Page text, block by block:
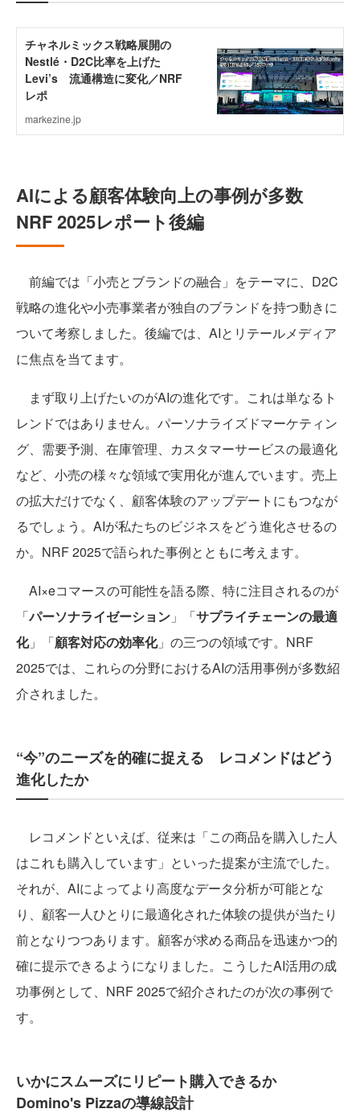
AIによる顧客体験向上の事例が多数
NRF 2025レポート後編
前編では「小売とブランドの融合」をテーマに、D2C
戦略の進化や小売事業者が独自のブランドを持つ動きに
ついて考察しました。後編では、AIとリテールメディア
に焦点を当てます。
まず取り上げたいのがAIの進化です。これは単なるト
レンドではありません。パーソナライズドマーケティン
グ、需要予測、在庫管理、カスタマーサービスの最適化
など、小売の様々な領域で実用化が進んでいます。売上
の拡大だけでなく、顧客体験のアップデートにもつなが
るでしょう。AIが私たちのビジネスをどう進化させるの
か。NRF 2025で語られた事例とともに考えます。
AI×eコマースの可能性を語る際、特に注目されるのが
「パーソナライゼーション 」「サプライチェーンの最適
化」「顧客対応の効率化」の三つの領域です。NRF
2025では、これらの分野におけるAIの活用事例が多数紹
介されました。
“今”のニーズを的確に捉える レコメンドはどう
進化したか
レコメンドといえば、従来は「この商品を購入した人
はこれも購入しています」といった提案が主流でした。
それが、AIによってより高度なデータ分析が可能とな
り、顧客一人ひとりに最適化された体験の提供が当たり
前となりつつあります。顧客が求める商品を迅速かつ的
確に提示できるようになりました。こうしたAI活用の成
功事例として、NRF 2025で紹介されたのが次の事例で
す。
いかにスムーズにリピート購入できるか
Domino's Pizzaの導線設計